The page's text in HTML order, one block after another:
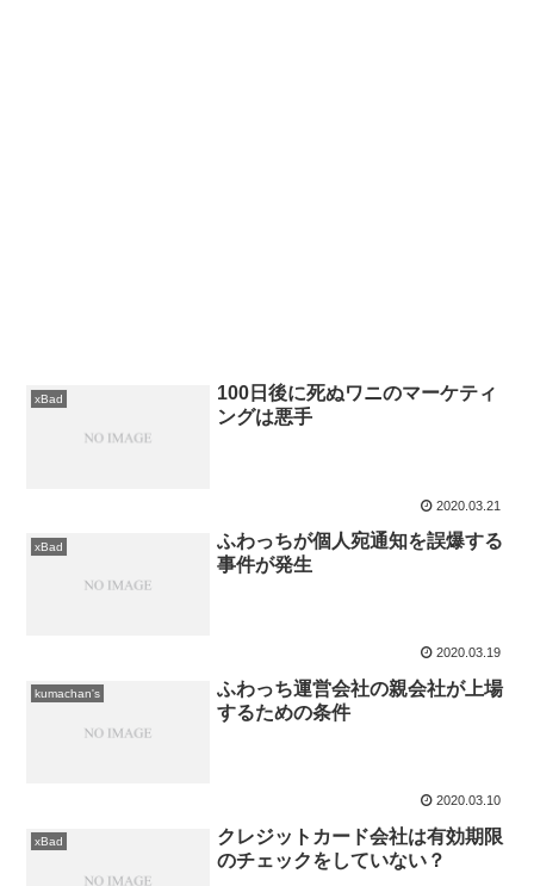
xBad
100日後に死ぬワニのマーケティ
ングは悪手
2020.03.21
xBad
ふわっちが個人宛通知を誤爆する
事件が発生
2020.03.19
kumachan's
ふわっち運営会社の親会社が上場
するための条件
2020.03.10
xBad
クレジットカード会社は有効期限
のチェックをしていない？